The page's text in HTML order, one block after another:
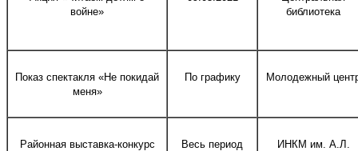
войне»
библиотека
Показ спектакля «Не покидай
меня»
По графику Молодежный
Районная выставка-конкурс
Весь период
ИНКМ им. А.Л.